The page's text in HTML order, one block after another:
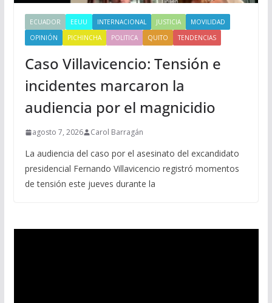
ECUADOR EEUU INTERNACIONAL JUSTICIA
MOVILIDAD
OPINIÓN
PICHINCHA POLITICA QUITO TENDENCIAS
Caso Villavicencio: Tensión e
incidentes marcaron la
audiencia por el magnicidio
agosto 7, 2026 Carol Barragán
La audiencia del caso por el asesinato del excandidato
presidencial Fernando Villavicencio registró momentos
de tensión este jueves durante la